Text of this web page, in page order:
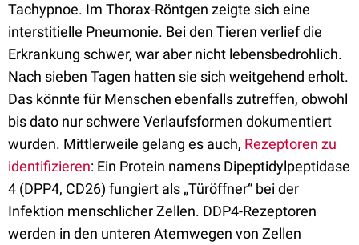
Tachypnoe. Im Thorax-Röntgen zeigte sich eine
interstitielle Pneumonie. Bei den Tieren verlief die
Erkrankung schwer, war aber nicht lebensbedrohlich.
Nach sieben Tagen hatten sie sich weitgehend erholt.
Das könnte für Menschen ebenfalls zutreffen, obwohl
bis dato nur schwere Verlaufsformen dokumentiert
wurden. Mittlerweile gelang es auch, Rezeptoren zu
identifizieren: Ein Protein namens Dipeptidylpeptidase
4 (DPP4, CD26) fungiert als „Türöffner“ bei der
Infektion menschlicher Zellen. DDP4-Rezeptoren
werden in den unteren Atemwegen von Zellen